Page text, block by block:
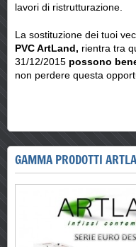
lavori di ristrutturazione.
La sostituzione dei tuoi
PVC ArtLand, rientra tra
31/12/2015 possono
non perdere questa
GAMMA PRODOTTI